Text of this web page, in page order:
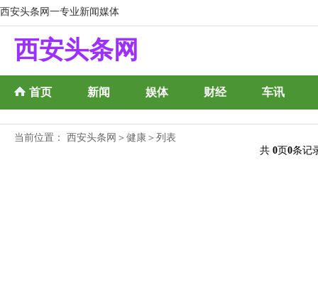
西安头条网一专业新闻媒体
西安头条网
首页 新闻 娱体 财经 车讯
当前位置： 西安头条网 ＞ 健康 ＞列表
共 0页0条记